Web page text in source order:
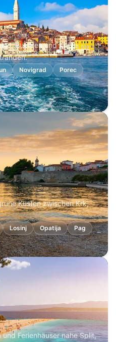
Buchten und kurze
Novigrad
Porec
Küsten zwischen Krk,
Losinj Opatija Pag
Ferienhäuser nahe Split,